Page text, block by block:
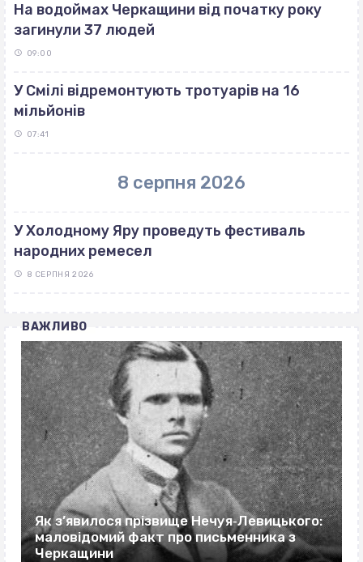
На водоймах Черкащини від початку року
загинули 37 людей
09:00
У Смілі відремонтують тротуарів на 16
мільйонів
07:41
8 серпня 2026
У Холодному Яру проведуть фестиваль
народних ремесел
8 СЕРПНЯ 2026
ВАЖЛИВО
Як з’явилося прізвище Нечуя‐Левицького:
маловідомий факт про письменника з
Черкащини